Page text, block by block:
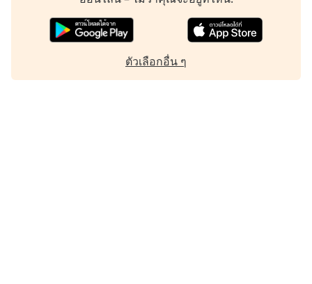
Close
ตัวเลือกอื่น ๆ